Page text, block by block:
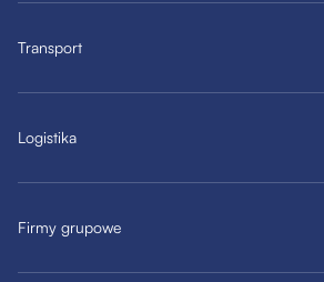
Transport
Logistika
Firmy grupowe